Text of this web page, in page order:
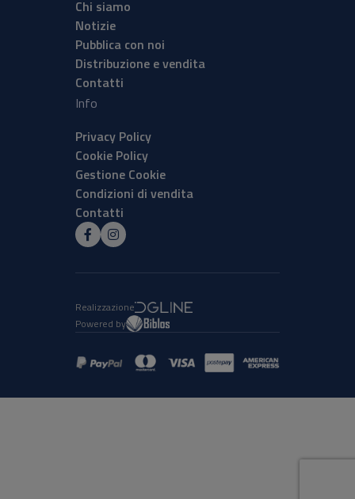
Chi siamo
Notizie
Pubblica con noi
Distribuzione e vendita
Contatti
Info
Privacy Policy
Cookie Policy
Gestione Cookie
Condizioni di vendita
Contatti
Realizzazione
Powered by